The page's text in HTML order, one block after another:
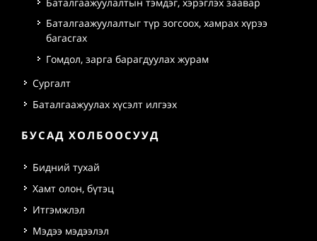
Баталгаажуулалтыг түр зогсоох, хамрах хүрээ
багасгах
Гомдол, зарга барагдуулах журам
Сургалт
Баталгаажуулах хүсэлт илгээх
БУСАД ХОЛБООСУУД
Бидний тухай
Хамт олон, бүтэц
Итгэмжлэл
Мэдээ мэдээлэл